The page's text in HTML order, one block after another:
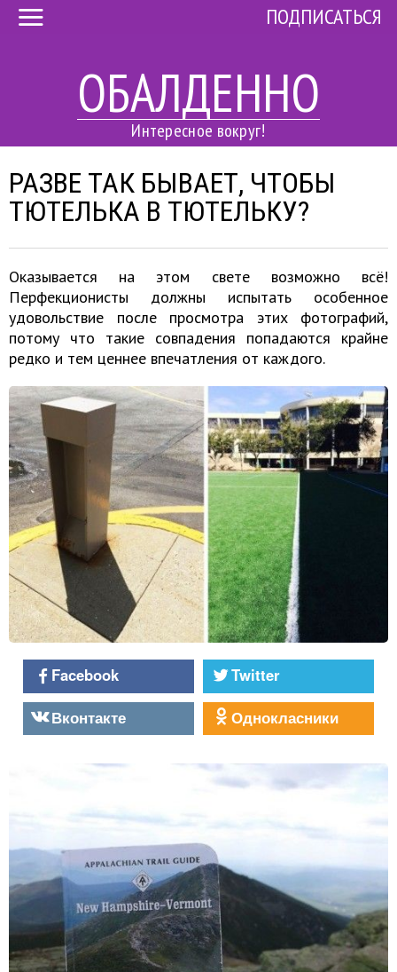
ОБАЛДЕННО
Интересное вокруг!
ПОДПИСАТЬСЯ
РАЗВЕ ТАК БЫВАЕТ, ЧТОБЫ
ТЮТЕЛЬКА В ТЮТЕЛЬКУ?
Оказывается на этом свете возможно всё!
Перфекционисты должны испытать особенное
удовольствие после просмотра этих фотографий,
потому что такие совпадения попадаются крайне
редко и тем ценнее впечатления от каждого.
Facebook
Twitter
Вконтакте
Однокласники